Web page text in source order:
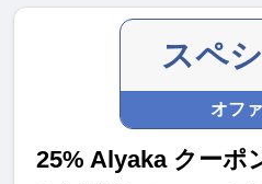
スペ
オフ
25% Alyaka クーポ